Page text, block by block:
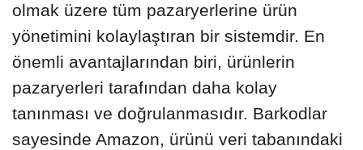
olmak üzere tüm pazaryerlerine ürün
yönetimini kolaylaştıran bir sistemdir. En
önemli avantajlarından biri, ürünlerin
pazaryerleri tarafından daha kolay
tanınması ve doğrulanmasıdır. Barkodlar
sayesinde Amazon, ürünü veri tabanındaki